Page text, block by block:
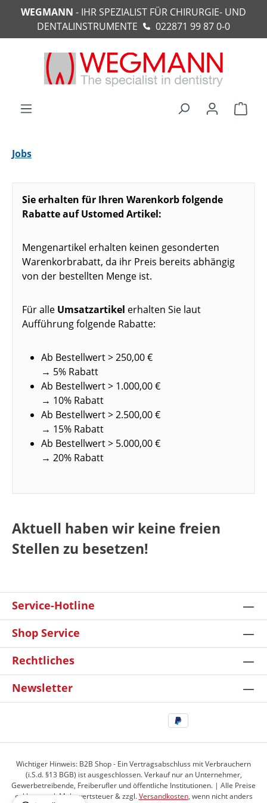
springen
WEGMANN - IHR SPEZIALIST FÜR CHIRURGIE- UND
DENTALINSTRUMENTE
022871 99 87 0-0
Jobs
Sie erhalten für Ihren Warenkorb folgende
Rabatte auf Ustomed Artikel:
Mengenartikel erhalten keinen gesonderten
Warenkorbrabatt, da ihr Preis bereits abhängig
von der bestellten Menge ist.
Für alle Umsatzartikel erhalten Sie laut
Aufführung folgende Rabatte:
Ab Bestellwert > 250,00 €
→ 5% Rabatt
Ab Bestellwert > 1.000,00 €
→ 10% Rabatt
Ab Bestellwert > 2.500,00 €
→ 15% Rabatt
Ab Bestellwert > 5.000,00 €
→ 20% Rabatt
Aktuell haben wir keine freien
Stellen zu besetzen!
Service-Hotline
Shop Service
Rechtliches
Newsletter
Wichtiger Hinweis: B2B Shop - Ein Vertragsabschluss mit Verbrauchern
(i.S.d. §13 BGB) ist ausgeschlossen. Verkauf nur an Unternehmer,
Gewerbetreibende, Freiberufler und öffentliche Institutionen. | Alle Preise
exkl. gesetzl. Mehrwertsteuer & zzgl.Versandkosten, wenn nicht anders